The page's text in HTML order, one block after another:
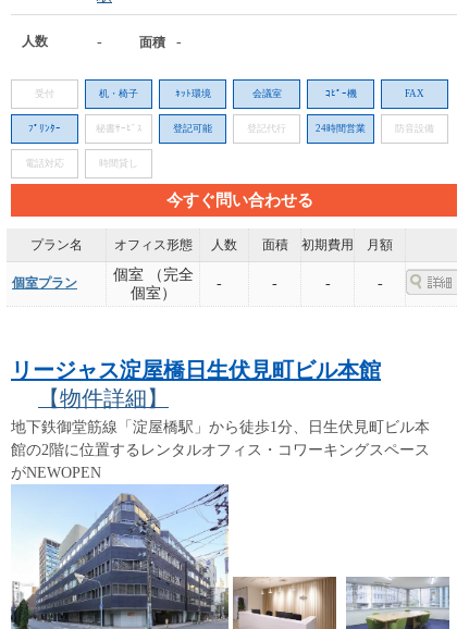
人数 - 面積 -
受付 机・椅子 ﾈｯﾄ環境 会議室 ｺﾋﾟｰ機 FAX
ﾌﾟﾘﾝﾀｰ 秘書ｻｰﾋﾞｽ 登記可能 登記代行 24時間営業 防音設備
電話対応 時間貸し
今すぐ問い合わせる
プラン名 オフィス形態 人数 面積 初期費用 月額
個室プラン
個室 （完全
個室）
- - - -
リージャス淀屋橋日生伏見町ビル本館
【物件詳細】
地下鉄御堂筋線「淀屋橋駅」から徒歩1分、日生伏見町ビル本
館の2階に位置するレンタルオフィス・コワーキングスペース
がNEWOPEN